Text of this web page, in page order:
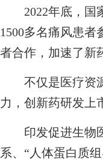
2022年底，国家
1500多名痛风患
者合作，加速了新
不仅是医疗资源
力，创新药研发上
印发促进生物医
系、“人体蛋白质